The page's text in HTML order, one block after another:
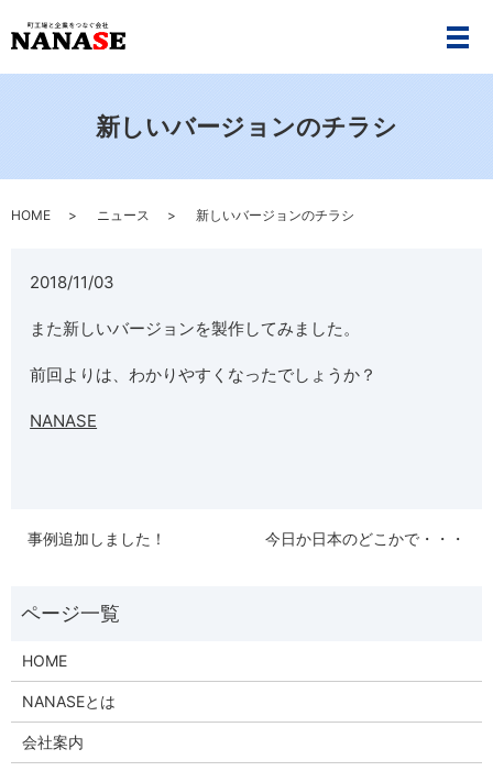
メ
新しいバージョンのチラシ
HOME ニュース 新しいバージョンのチラシ
2018/11/03
また新しいバージョンを製作してみました。
前回よりは、わかりやすくなったでしょうか？
NANASE
事例追加しました！ 今日か日本のどこかで・・・
HOME
NANASEとは
会社案内